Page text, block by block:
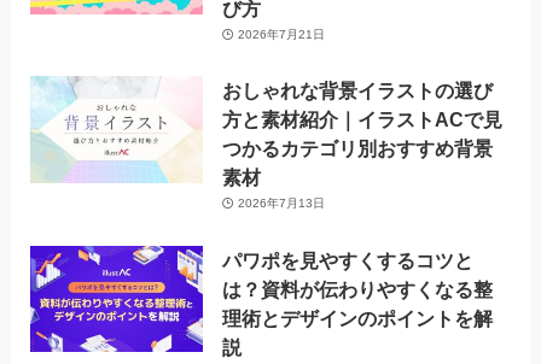
び方
2026年7月21日
おしゃれな背景イラストの選び
方と素材紹介｜イラストACで見
つかるカテゴリ別おすすめ背景
素材
2026年7月13日
パワポを見やすくするコツと
は？資料が伝わりやすくなる整
理術とデザインのポイントを解
説